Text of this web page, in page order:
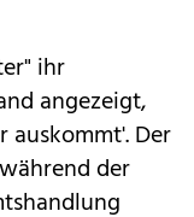
ihr
angezeigt,
auskommt'. Der
der